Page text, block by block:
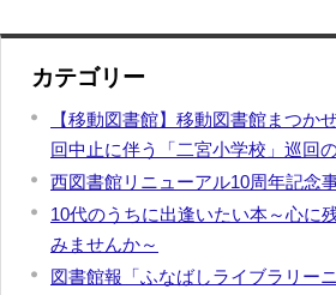
カテゴリー
【移動図書館】移動図書館まつか
回中止に伴う「二宮小学校」巡回
西図書館リニューアル10周年記念
10代のうちに出逢いたい本～心に
みませんか～
図書館報「ふなばしライブラリー